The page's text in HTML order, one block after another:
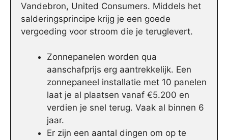
Vandebron, United Consumers. Middels het
salderingsprincipe krijg je een goede
vergoeding voor stroom die je teruglevert.
Zonnepanelen worden qua
aanschafprijs erg aantrekkelijk. Een
zonnepaneel installatie met 10 panelen
laat je al plaatsen vanaf €5.200 en
verdien je snel terug. Vaak al binnen 6
jaar.
Er zijn een aantal dingen om op te